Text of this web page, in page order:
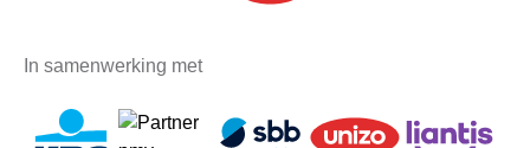
In samenwerking met